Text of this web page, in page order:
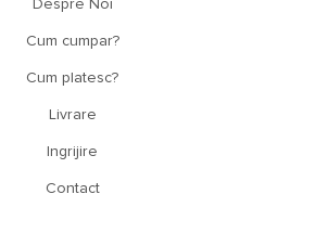
Despre Noi
Cum cumpar?
Cum platesc?
Livrare
Ingrijire
Contact